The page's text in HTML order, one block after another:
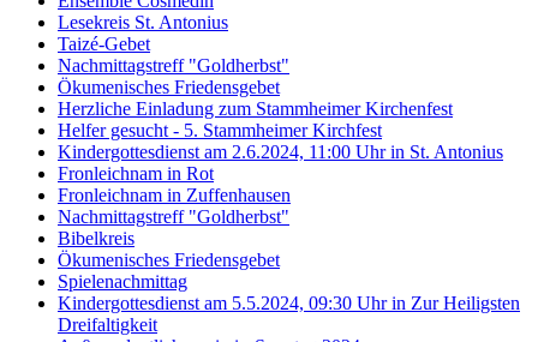
Lesekreis St. Antonius
Taizé-Gebet
Nachmittagstreff "Goldherbst"
Ökumenisches Friedensgebet
Herzliche Einladung zum Stammheimer Kirchenfest
Helfer gesucht - 5. Stammheimer Kirchfest
Kindergottesdienst am 2.6.2024, 11:00 Uhr in St. Antonius
Fronleichnam in Rot
Fronleichnam in Zuffenhausen
Nachmittagstreff "Goldherbst"
Bibelkreis
Ökumenisches Friedensgebet
Spielenachmittag
Kindergottesdienst am 5.5.2024, 09:30 Uhr in Zur Heiligsten
Dreifaltigkeit